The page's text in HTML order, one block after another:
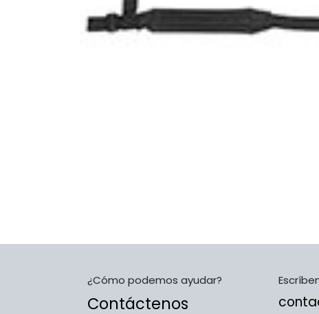
¿Cómo podemos ayudar?
Contáctenos